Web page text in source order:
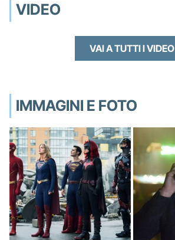
VIDEO
VAI A TUTTI I VIDEO
IMMAGINI E FOTO